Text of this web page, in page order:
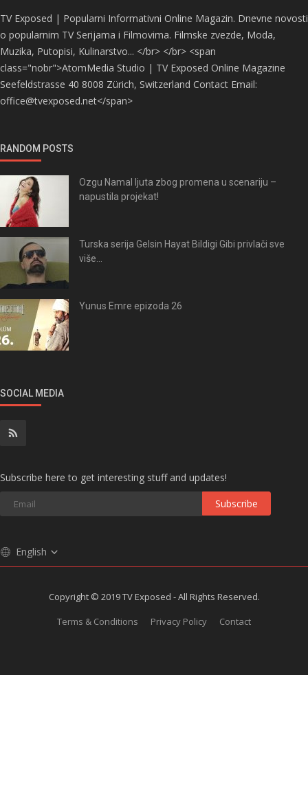
TV Exposed | Popularni Informativni Online Magazin. Dnevne novosti
o popularnim TV Serijama i Filmovima. Filmske zvezde, Moda,
Muzika, Putopisi, Kulinarstvo... </br> </br> <span
class="nobr">AtomMedia Studio | TV Exposed Online Magazine
Seefeldstrasse 40 8008 Zürich, Switzerland Contact Email:
office@tvexposed.net</span>
RANDOM POSTS
Ozgu Namal ljuta zbog promena u scenariju –
napustila projekat!
Turska serija Gelsin Hayat Bildigi Gibi privlači sve
više...
Yunus Emre epizoda 26
SOCIAL MEDIA
Subscribe here to get interesting stuff and updates!
Subscribe
English
Copyright © 2019 TV Exposed - All Rights Reserved.
Terms & Conditions
Privacy Policy Contact